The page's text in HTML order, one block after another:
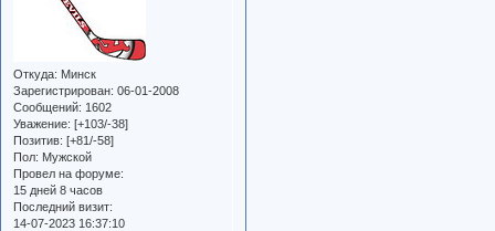
Откуда: Минск
Зарегистрирован: 06-01-2008
Сообщений: 1602
Уважение: [+103/-38]
Позитив: [+81/-58]
Пол: Мужской
Провел на форуме:
15 дней 8 часов
Последний визит:
14-07-2023 16:37:10